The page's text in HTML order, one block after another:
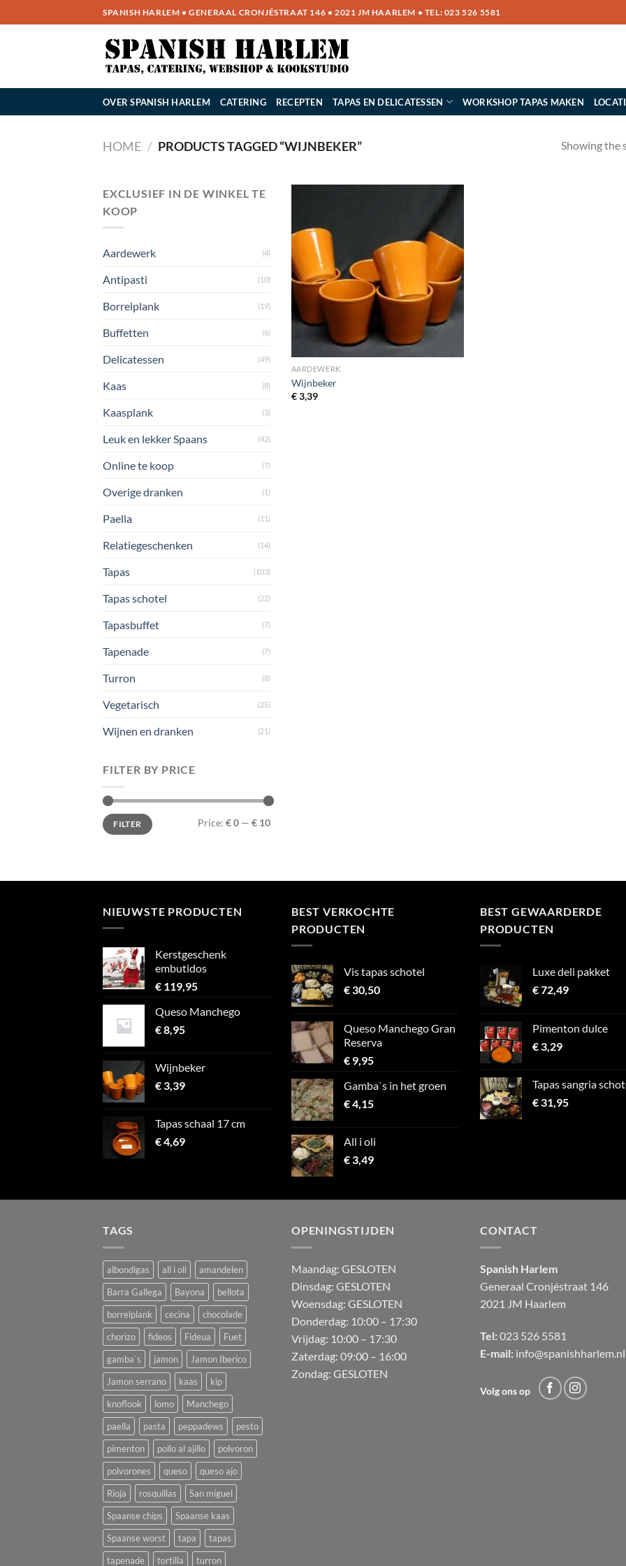
naar
SPANISH HARLEM • GENERAAL CRONJÉSTRAAT 146 • 2021 JM HAARLEM • TEL: 023 526 5581
OVER SPANISH HARLEM CATERING RECEPTEN TAPAS EN DELICATESSEN WORKSHOP TAPAS MAKEN
HOME / PRODUCTS TAGGED “WIJNBEKER” Showing the
EXCLUSIEF IN DE WINKEL TE
KOOP
Aardewerk (4)
Antipasti (10)
Borrelplank (19)
Buffetten (6)
Delicatessen (49)
Kaas (8)
Kaasplank (3)
Leuk en lekker Spaans (42)
Online te koop (7)
Overige dranken (1)
Paella (11)
Relatiegeschenken (14)
Tapas (103)
Tapas schotel (22)
Tapasbuffet (7)
Tapenade (7)
Turron (8)
Vegetarisch (25)
Wijnen en dranken (21)
FILTER BY PRICE
Min
price
Max
priceFILTER Price: € 0 — € 10
AARDEWERK
Wijnbeker
€3,39
NIEUWSTE PRODUCTEN
Kerstgeschenk
embutidos
€ 119,95
Queso Manchego
€8,95
Wijnbeker
€3,39
Tapas schaal 17 cm
€4,69
BEST VERKOCHTE
PRODUCTEN
Vis tapas schotel
€30,50
Queso Manchego Gran
Reserva
€ 9,95
Gamba`s in het groen
€4,15
All i oli
€3,49
BEST GEWAARDERDE
PRODUCTEN
Luxe deli pakket
€72,49
Pimenton dulce
€3,29
Tapas sangria
€31,95
TAGS
albondigas all i oli
amandelen
Barra Gallega
Bayona
bellota
borrelplank
cecina
chocolade
chorizo
fideos Fideua
Fuet
gamba`s
jamon
Jamon Iberico
Jamon serrano
kaas
kip
knoflook
lomo
Manchego
paella
pasta peppadews
pesto
pimenton
pollo al ajillo
polvoron
polvorones
queso
queso ajo
Rioja
rosquillas
San miguel
Spaanse chips
Spaanse kaas
Spaanse worst
tapa
tapas
tapenade
tortilla turron
OPENINGSTIJDEN
Maandag: GESLOTEN
Dinsdag: GESLOTEN
Woensdag: GESLOTEN
Donderdag: 10:00 – 17:30
Vrijdag: 10:00 – 17:30
Zaterdag: 09:00 – 16:00
Zondag: GESLOTEN
CONTACT
Spanish Harlem
Generaal Cronjéstraat 146
2021 JM Haarlem
Tel: 023 526 5581
E-mail: info@spanishharlem.nl
Volg ons op